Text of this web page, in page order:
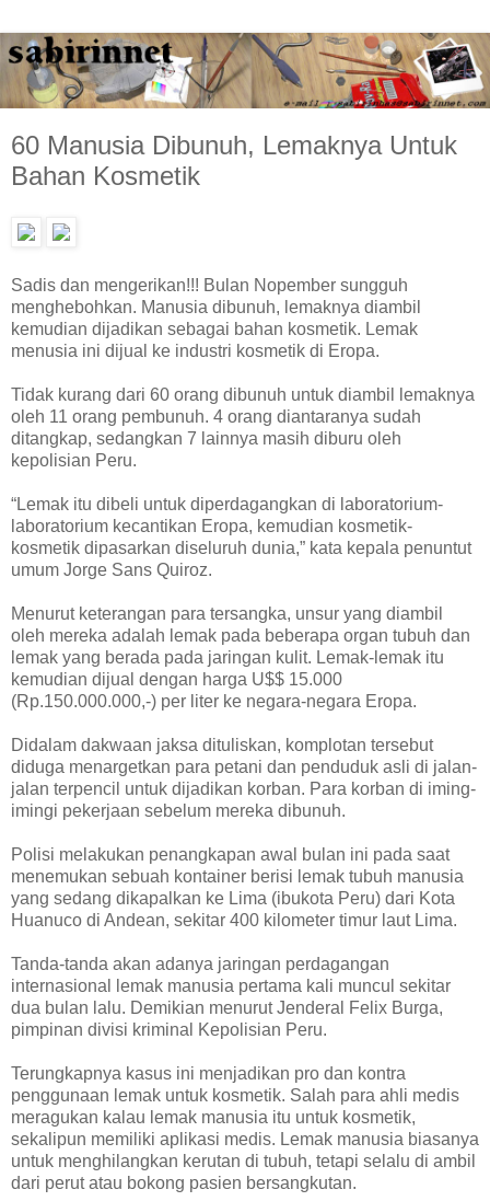
60 Manusia Dibunuh, Lemaknya Untuk
Bahan Kosmetik
Sadis dan mengerikan!!! Bulan Nopember sungguh
menghebohkan. Manusia dibunuh, lemaknya diambil
kemudian dijadikan sebagai bahan kosmetik. Lemak
menusia ini dijual ke industri kosmetik di Eropa.
Tidak kurang dari 60 orang dibunuh untuk diambil lemaknya
oleh 11 orang pembunuh. 4 orang diantaranya sudah
ditangkap, sedangkan 7 lainnya masih diburu oleh
kepolisian Peru.
“Lemak itu dibeli untuk diperdagangkan di laboratorium-
laboratorium kecantikan Eropa, kemudian kosmetik-
kosmetik dipasarkan diseluruh dunia,” kata kepala penuntut
umum Jorge Sans Quiroz.
Menurut keterangan para tersangka, unsur yang diambil
oleh mereka adalah lemak pada beberapa organ tubuh dan
lemak yang berada pada jaringan kulit. Lemak-lemak itu
kemudian dijual dengan harga U$$ 15.000
(Rp.150.000.000,-) per liter ke negara-negara Eropa.
Didalam dakwaan jaksa dituliskan, komplotan tersebut
diduga menargetkan para petani dan penduduk asli di jalan-
jalan terpencil untuk dijadikan korban. Para korban di iming-
imingi pekerjaan sebelum mereka dibunuh.
Polisi melakukan penangkapan awal bulan ini pada saat
menemukan sebuah kontainer berisi lemak tubuh manusia
yang sedang dikapalkan ke Lima (ibukota Peru) dari Kota
Huanuco di Andean, sekitar 400 kilometer timur laut Lima.
Tanda-tanda akan adanya jaringan perdagangan
internasional lemak manusia pertama kali muncul sekitar
dua bulan lalu. Demikian menurut Jenderal Felix Burga,
pimpinan divisi kriminal Kepolisian Peru.
Terungkapnya kasus ini menjadikan pro dan kontra
penggunaan lemak untuk kosmetik. Salah para ahli medis
meragukan kalau lemak manusia itu untuk kosmetik,
sekalipun memiliki aplikasi medis. Lemak manusia biasanya
untuk menghilangkan kerutan di tubuh, tetapi selalu di ambil
dari perut atau bokong pasien bersangkutan.